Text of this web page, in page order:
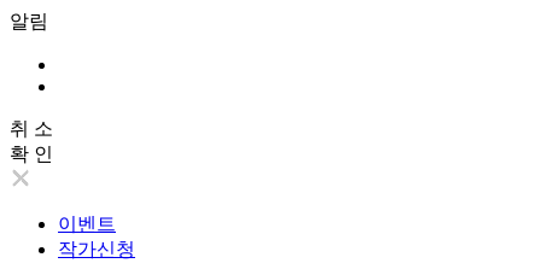
알림
취 소
확 인
이벤트
작가신청